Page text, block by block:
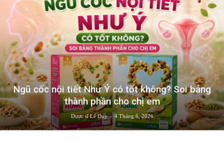
Ngũ cốc nội tiết Như Ý có tốt không? Soi bảng
thành phần cho chị em
Dược sĩ Lê Duy - 4 Tháng 6, 2026